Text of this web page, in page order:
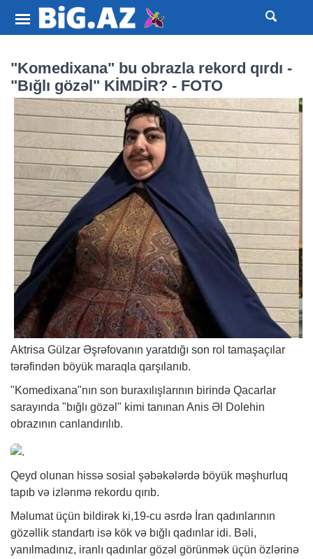
"Komedixana" bu obrazla rekord qırdı -
"Bığlı gözəl" KİMDİR? - FOTO
Aktrisa Gülzar Əşrəfovanın yaratdığı son rol tamaşaçılar
tərəfindən böyük maraqla qarşılanıb.
"Komedixana"nın son buraxılışlarının birində Qacarlar
sarayında "bığlı gözəl" kimi tanınan Anis Əl Dolehin
obrazının canlandırılıb.
Qeyd olunan hissə sosial şəbəkələrdə böyük məşhurluq
tapıb və izlənmə rekordu qırıb.
Məlumat üçün bildirək ki,19-cu əsrdə İran qadınlarının
gözəllik standartı isə kök və bığlı qadınlar idi. Bəli,
yanılmadınız, iranlı qadınlar gözəl görünmək üçün özlərinə